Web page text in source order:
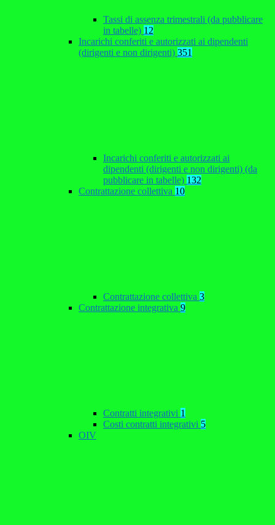
Tassi di assenza trimestrali (da pubblicare
in tabelle) 12
Incarichi conferiti e autorizzati ai dipendenti
(dirigenti e non dirigenti) 351
Incarichi conferiti e autorizzati ai
dipendenti (dirigenti e non dirigenti) (da
pubblicare in tabelle) 132
Contrattazione collettiva 10
Contrattazione collettiva 3
Contrattazione integrativa 9
Contratti integrativi 1
Costi contratti integrativi 5
OIV